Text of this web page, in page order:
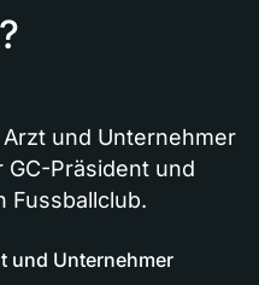
und Unternehmer
GC-Präsident und
Fussballclub.
und Unternehmer